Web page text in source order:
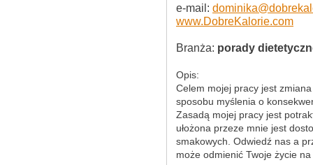
e-mail:
www.DobreKalorie.com
Branża: porady
Opis:
Celem mojej pracy jest
sposobu myślenia o
Zasadą mojej pracy jest
ułożona przeze mnie jest
smakowych. Odwiedź nas a
może odmienić Twoje życie